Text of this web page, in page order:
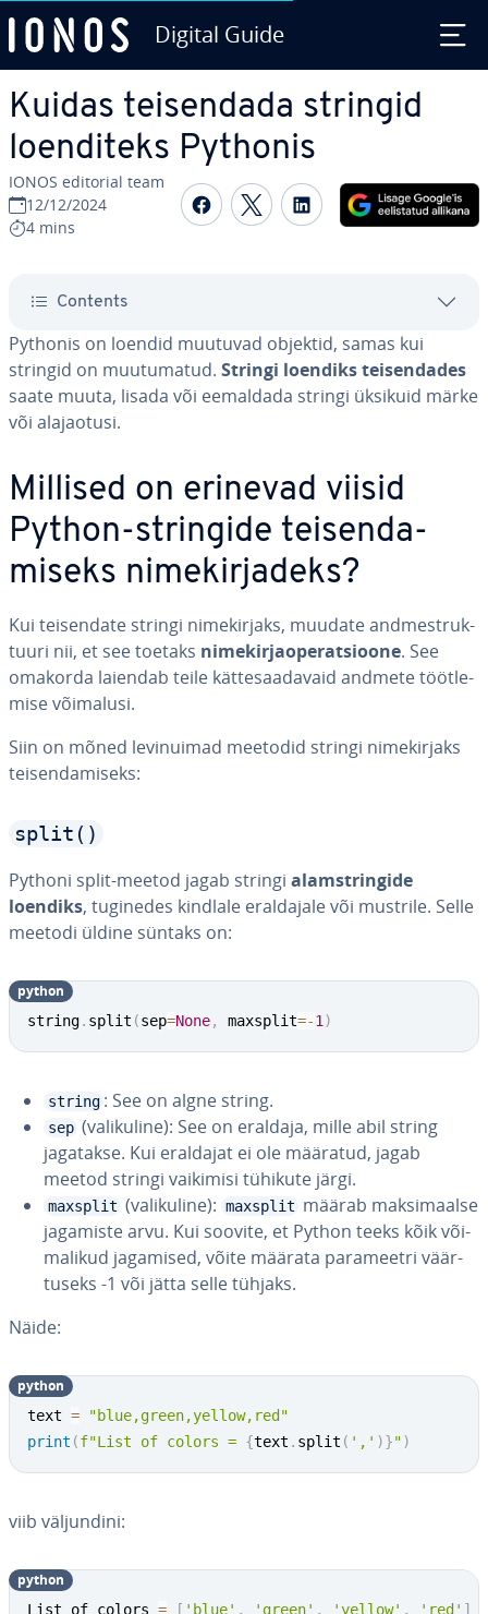
Digital Guide
Kuidas tei­sen­dada stringid
loen­di­teks Pythonis
IONOS editorial team
12/12/2024
4 mins
Share on Facebook
Share on Twitter
Share on
Contents
Pythonis on loendid muutuvad objektid, samas kui
stringid on muu­tu­ma­tud. Stringi loendiks tei­sen­da­des
saate muuta, lisada või eemaldada stringi üksikuid märke
või ala­jao­tusi.
Millised on erinevad viisid
Python-stringide tei­sen­da­
miseks ni­me­kir­ja­deks?
Kui tei­sen­date stringi ni­me­kir­jaks, muudate and­me­st­ruk­
tuuri nii, et see toetaks ni­me­kir­ja­ope­rat­sioone. See
omakorda laiendab teile kät­te­saa­da­vaid andmete tööt­le­
mise võimalusi.
Siin on mõned le­vi­nui­mad meetodid stringi ni­me­kir­jaks
tei­sen­da­miseks:
split()
Pythoni split-meetod jagab stringi alamst­rin­gide
loendiks, tuginedes kindlale eral­dajale või mustrile. Selle
meetodi üldine süntaks on:
string. split (sep=None, maxsplit=-1 )
python
string : See on algne string.
sep (va­li­ku­line): See on eraldaja, mille abil string
jagatakse. Kui eraldajat ei ole määratud, jagab
meetod stringi vaikimisi tühikute järgi.
maxsplit (va­li­ku­line): maxsplit määrab mak­si­maalse
jagamiste arvu. Kui soovite, et Python teeks kõik või­
ma­li­kud jagamised, võite määrata pa­ra­meetri väär­
tu­seks -1 või jätta selle tühjaks.
Näide:
text =
"blue,green,yellow,red"
print (f"List of colors = {text . split ( ',' )}")
python
viib väl­jundini:
List of colors = [ 'blue' , 'green' , 'yellow' , 'red' ]
python